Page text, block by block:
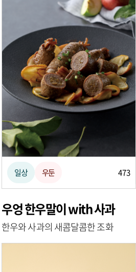
일상 우둔 473
우엉 한우말이 with 사과
한우와 사과의 새콤달콤한 조화